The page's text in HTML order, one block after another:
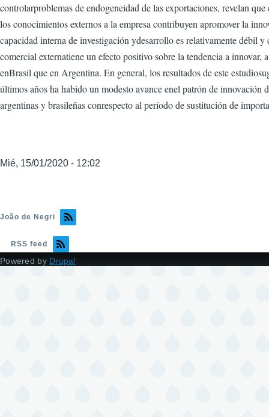
controlarproblemas de endogeneidad de las exportaciones, revelan que
los conocimientos externos a la empresa contribuyen apromover la
capacidad interna de investigación ydesarrollo es relativamente débil y
comercial externatiene un efecto positivo sobre la tendencia a innovar,
enBrasil que en Argentina. En general, los resultados de este
últimos años ha habido un modesto avance enel patrón de innovación
argentinas y brasileñas conrespecto al período de sustitución de
Mié, 15/01/2020 - 12:02
João de Negri
RSS feed
Powered by Drupal